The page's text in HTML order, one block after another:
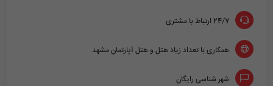
24/7 ارتباط با مشتری
همکاری با تعداد زیاد هتل و هتل آپارتمان مشهد
شهر شناسی رایگان